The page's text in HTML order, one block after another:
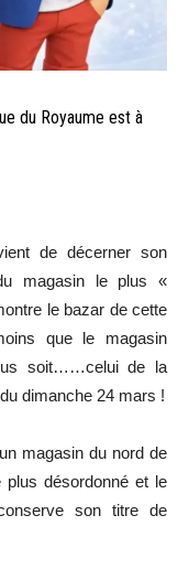
du Royaume est à
de décerner son
magasin le plus «
le bazar de cette
que le magasin
soit……celui de la
dimanche 24 mars !
magasin du nord de
plus désordonné et le
son titre de